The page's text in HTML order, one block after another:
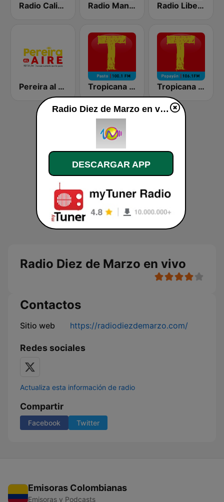
Radio Calidad 1230 AM Radio Manizales Radio Libertad 93.6 FM
Pereira al Aire Tropicana Pasto Tropicana Popayán
Radio Diez de Marzo en vivo
Contactos
Sitio web https://radiodiezdemarzo.com/
Redes sociales
Actualiza esta información de radio
Compartir
Facebook Twitter
Emisoras Colombianas
Emisoras y Podcasts
Radio Diez de Marzo en vivo
DESCARGAR APP